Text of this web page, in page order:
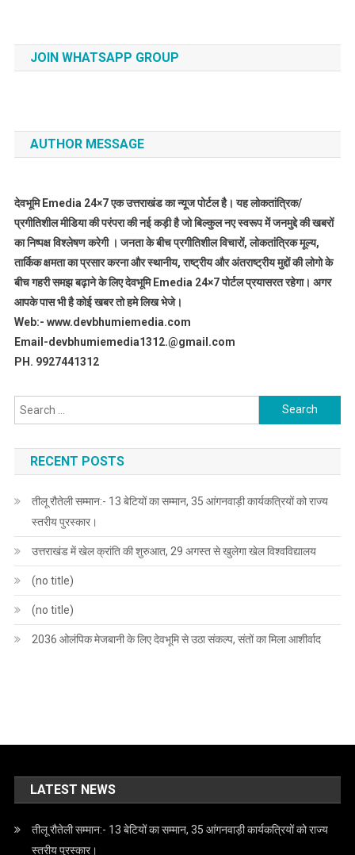
JOIN WHATSAPP GROUP
AUTHOR MESSAGE
देवभूमि Emedia 24×7 एक उत्तराखंड का न्यूज पोर्टल है। यह लोकतांत्रिक/
प्रगीतिशील मीडिया की परंपरा की नई कड़ी है जो बिल्कुल नए स्वरूप में जनमुद्दे की खबरों
का निष्पक्ष विश्लेषण करेगी । जनता के बीच प्रगीतिशील विचारों, लोकतांत्रिक मूल्य,
तार्किक क्षमता का प्रसार करना और स्थानीय, राष्ट्रीय और अंतराष्ट्रीय मुद्दों की लोगो के
बीच गहरी समझ बढ़ाने के लिए देवभूमि Emedia 24×7 पोर्टल प्रयासरत रहेगा। अगर
आपके पास भी है कोई खबर तो हमे लिख भेजे।
Web:- www.devbhumiemedia.com
Email-devbhumiemedia1312.@gmail.com
PH. 9927441312
Search
for:
RECENT POSTS
तीलू रौतेली सम्मान:- 13 बेटियों का सम्मान, 35 आंगनवाड़ी कार्यकत्रियों को राज्य
स्तरीय पुरस्कार।
उत्तराखंड में खेल क्रांति की शुरुआत, 29 अगस्त से खुलेगा खेल विश्वविद्यालय
(no title)
(no title)
2036 ओलंपिक मेजबानी के लिए देवभूमि से उठा संकल्प, संतों का मिला आशीर्वाद
LATEST NEWS
तीलू रौतेली सम्मान:- 13 बेटियों का सम्मान, 35 आंगनवाड़ी कार्यकत्रियों को राज्य
स्तरीय पुरस्कार।